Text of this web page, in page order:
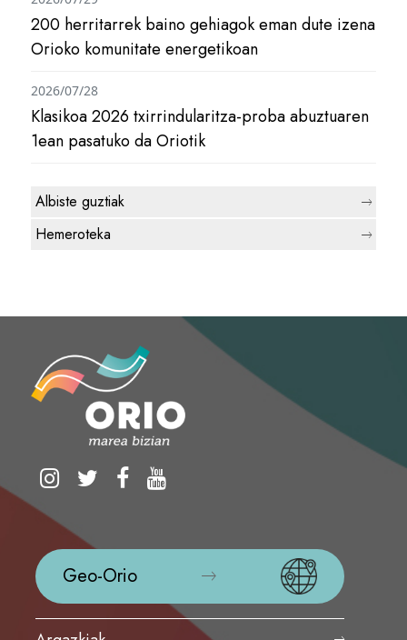
200 herritarrek baino gehiagok eman dute izena
Orioko komunitate energetikoan
Klasikoa 2026 txirrindularitza-proba abuztuaren
1ean pasatuko da Oriotik
2026/07/28
Albiste guztiak
Hemeroteka
Geo-Orio